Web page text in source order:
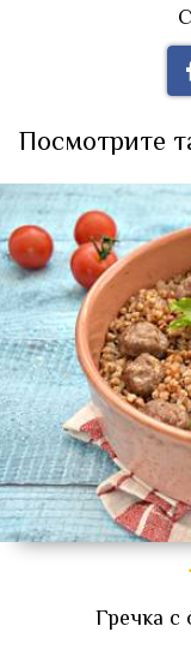
Посмотрите
Гречка с